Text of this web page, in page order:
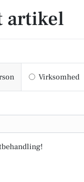
artikel
Virksomhed